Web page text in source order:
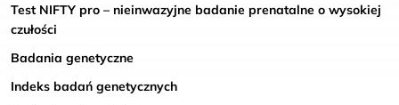
Test NIFTY pro – nieinwazyjne badanie prenatalne o wysokiej
czułości
Badania genetyczne
Indeks badań genetycznych